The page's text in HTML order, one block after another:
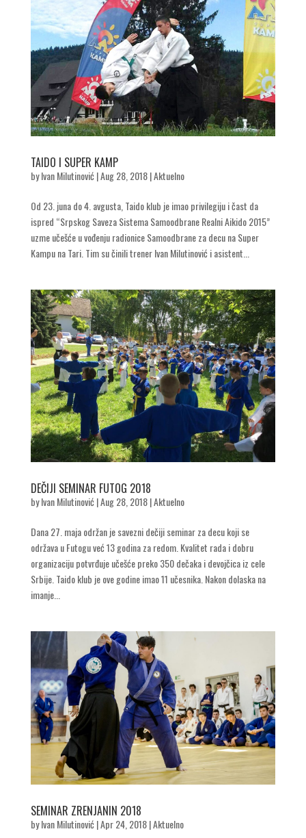
TAIDO I SUPER KAMP
byIvan Milutinović|Aug 28, 2018|Aktuelno
Od 23. juna do 4. avgusta, Taido klub je imao privilegiju i čast da
ispred “Srpskog Saveza Sistema Samoodbrane Realni Aikido 2015”
uzme učešće u vođenju radionice Samoodbrane za decu na Super
Kampu na Tari. Tim su činili trener Ivan Milutinović i asistent...
DEČIJI SEMINAR FUTOG 2018
byIvan Milutinović|Aug 28, 2018|Aktuelno
Dana 27. maja održan je savezni dečiji seminar za decu koji se
održava u Futogu već 13 godina za redom. Kvalitet rada i dobru
organizaciju potvrđuje učešće preko 350 dečaka i devojčica iz cele
Srbije. Taido klub je ove godine imao 11 učesnika. Nakon dolaska na
imanje...
SEMINAR ZRENJANIN 2018
byIvan Milutinović|Apr 24, 2018|Aktuelno